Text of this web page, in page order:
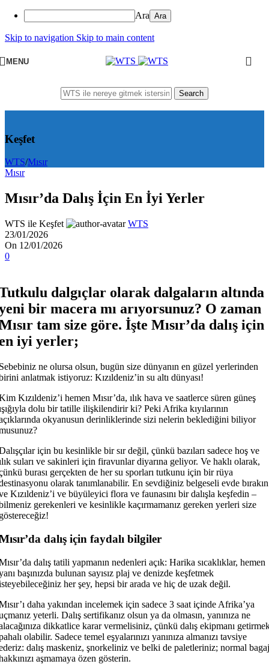
Ara
Skip to navigation Skip to main content
MENU
Search
Keşfet
WTS/Mısır
Mısır
Mısır’da Dalış İçin En İyi Yerler
WTS ile Keşfet
WTS
23/01/2026
On 12/01/2026
0
dalgıçlar olarak dalgaların altında
bir macera mı arıyorsunuz? O zaman
tam size göre. İşte Mısır’da dalış için
iyi yerler;
ne olursa olsun, bugün size dünyanın en güzel yerlerinden
anlatmak istiyoruz: Kızıldeniz’in su altı dünyası!
Kızıldeniz’i hemen Mısır’da, ılık hava ve saatlerce süren güneş
dolu bir tatille ilişkilendirir ki? Peki Afrika kıyılarının
okyanusun derinliklerinde sizi nelerin beklediğini biliyor
için bu kesinlikle bir sır değil, çünkü bazıları sadece hoş ve
suları ve sakinleri için firavunlar diyarına geliyor. Ve haklı olarak,
burası gerçekten de her su sporları tutkunu için bir rüya
olarak tanımlanabilir. En sevdiğiniz belgeseli evde bırakın
Kızıldeniz’i ve büyüleyici flora ve faunasını bir dalışla keşfedin –
gerekenleri ve kesinlikle kaçırmamanız gereken yerleri size
dalış için faydalı bilgiler
dalış tatili yapmanın nedenleri açık: Harika sıcaklıklar, hemen
başınızda bulunan sayısız plaj ve denizde keşfetmek
her şey, hepsi bir arada ve hiç de uzak değil.
daha yakından incelemek için sadece 3 saat içinde Afrika’ya
yeterli. Dalış sertifikanız olsun ya da olmasın, yanınıza ne
dikkatlice karar vermelisiniz, çünkü dalış ekipmanı
olabilir. Sadece temel eşyalarınızı yanınıza almanızı tavsiye
dalış maskeniz, şnorkeliniz ve belki de paletleriniz; normal bagaj
aşmamaya özen gösterin.